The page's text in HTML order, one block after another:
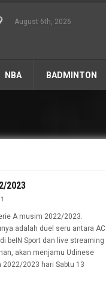
August 6th, 2026
NBA BADMINTON
2023
A musim 2022/2023.
adalah duel seru antara AC
beIN Sport dan live streaming
akan menjamu Udinese
2022/2023 hari Sabtu 13